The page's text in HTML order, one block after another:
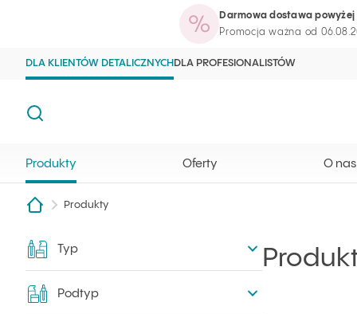
Darmowa dostawa powyżej
Promocja ważna od
Otwórz wyszukiwarkę
Produkty Oferty O nasBlog
DLA KLIENTÓW DETALICZNYCH DLA PROFESIONALISTÓW
Szukaj
Produkty Oferty O nas
Produkty
Filtry
Typ
Podtyp